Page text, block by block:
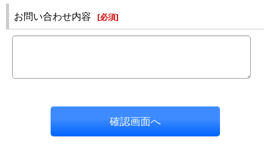
お問い合わせ内容 [必須]
確認画面へ